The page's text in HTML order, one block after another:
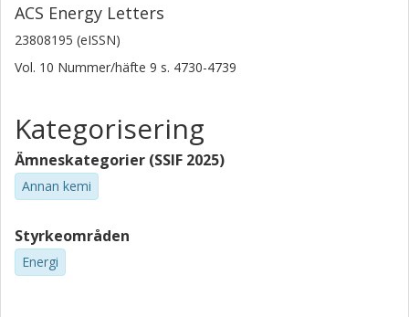
ACS Energy Letters
23808195 (eISSN)
Vol. 10 Nummer/häfte 9 s. 4730-4739
Kategorisering
Ämneskategorier (SSIF 2025)
Annan kemi
Styrkeområden
Energi